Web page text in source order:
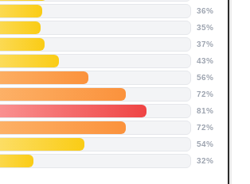
36%
35%
37%
43%
56%
72%
81%
72%
54%
32%